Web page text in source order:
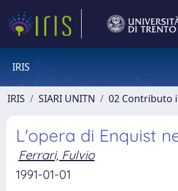
IRIS
IRIS SIARI UNITN 02 Contributo
L'opera di Enquist
Ferrari, Fulvio
1991-01-01